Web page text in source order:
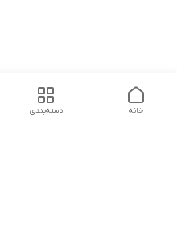
دسته‌بندی خانه